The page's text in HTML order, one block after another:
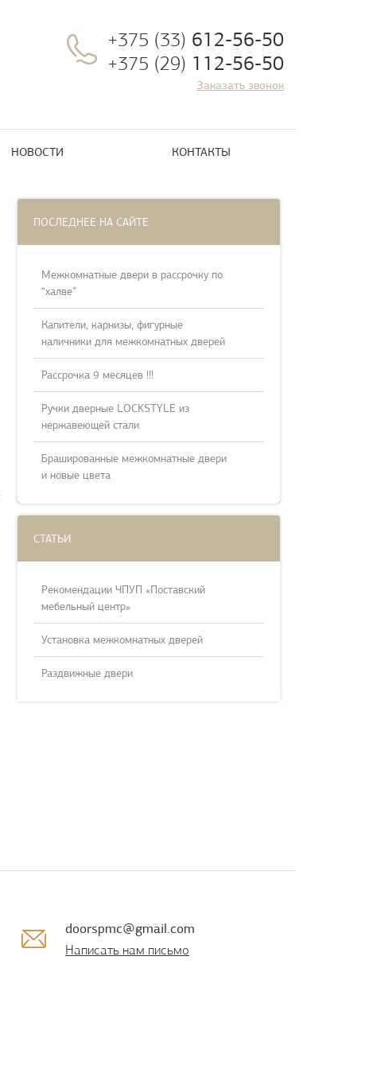
+375 (33) 612-56-50
+375 (29) 112-56-50
Заказать звонок
НОВОСТИ КОНТАКТЫ
ПОСЛЕДНЕЕ НА САЙТЕ
Межкомнатные двери в рассрочку по
“халве”
Капители, карнизы, фигурные
наличники для межкомнатных дверей
Рассрочка 9 месяцев !!!
Ручки дверные LOCKSTYLE из
нержавеющей стали
Брашированные межкомнатные двери
и новые цвета
СТАТЬИ
Рекомендации ЧПУП «Поставский
мебельный центр»
Установка межкомнатных дверей
Раздвижные двери
doorspmc@gmail.com
Написать нам письмо